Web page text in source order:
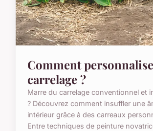
Comment
carrelage ?
Marre du carrelage conventionnel et
? Découvrez comment insuffler une
intérieur grâce à des carreaux
Entre techniques de peinture